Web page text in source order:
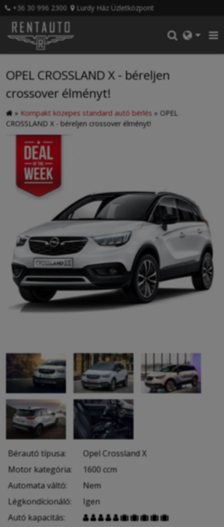
+36 30 996 2300 Lurdy Ház Üzletközpont
OPEL CROSSLAND X - béreljen
crossover élményt!
» Kompakt közepes standard autó bérlés » OPEL
CROSSLAND X - béreljen crossover élményt!
Bérautó típusa:
Opel Crossland X
Motor kategória:
1600 ccm
Automata váltó:
Nem
Légkondícionáló:
Igen
Autó kapacitás:
         